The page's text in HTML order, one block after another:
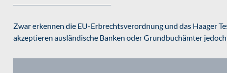
Zwar erkennen die EU-Erbrechtsverordnung und das Haager
akzeptieren ausländische Banken oder Grundbuchämter